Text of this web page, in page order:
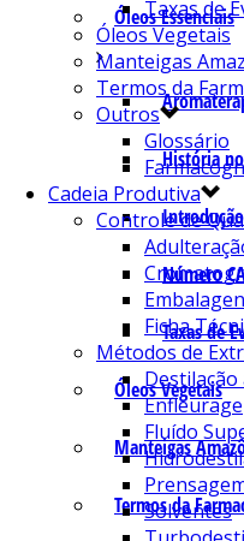
Óleos Essenciais
História
Introdução
Número
Taxas de
Óleos Vegetais
Manteigas
Termos da
Taxas de
Óleos Vegetais
Manteigas
Termos da
Outros
Glossário
Cadeia Produtiva
Controle de
Ficha
Métodos de
Enfleurage
Fluído
Solventes